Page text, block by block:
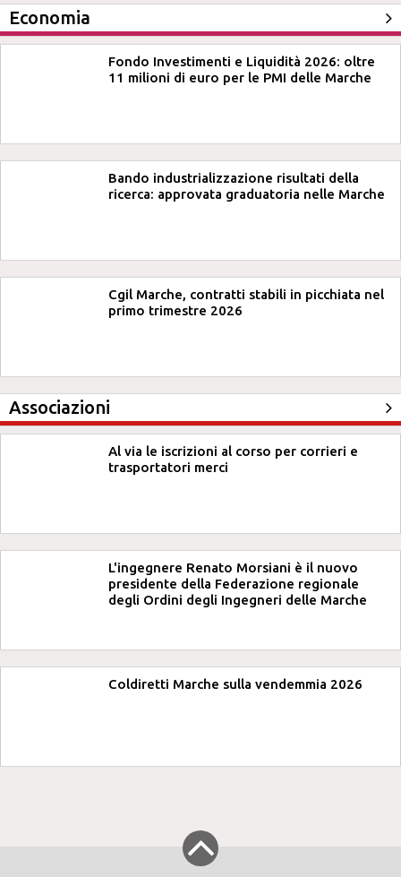
Economia
Fondo Investimenti e Liquidità 2026: oltre
11 milioni di euro per le PMI delle Marche
Bando industrializzazione risultati della
ricerca: approvata graduatoria nelle Marche
Cgil Marche, contratti stabili in picchiata nel
primo trimestre 2026
Associazioni
Al via le iscrizioni al corso per corrieri e
trasportatori merci
L'ingegnere Renato Morsiani è il nuovo
presidente della Federazione regionale
degli Ordini degli Ingegneri delle Marche
Coldiretti Marche sulla vendemmia 2026